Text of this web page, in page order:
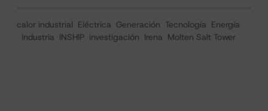
calor industrial Eléctrica Generación Tecnología Energía
Industria INSHIP investigación Irena Molten Salt Tower